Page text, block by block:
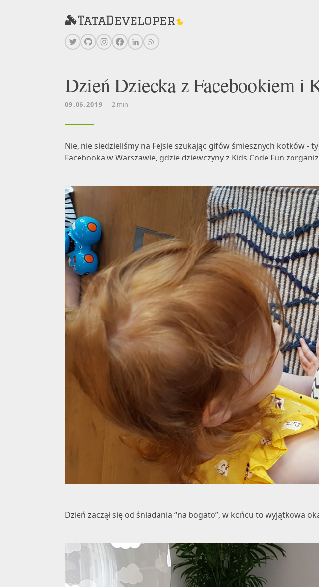
Dzień Dziecka z Facebookiem i
09.06.2019 — 2 min
Nie, nie siedzieliśmy na Fejsie szukając gifów śmiesznych kotków -
Facebooka w Warszawie, gdzie dziewczyny z Kids Code Fun
Dzień zaczął się od śniadania “na bogato”, w końcu to wyjątkowa